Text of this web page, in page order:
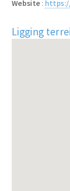
Website :
Ligging